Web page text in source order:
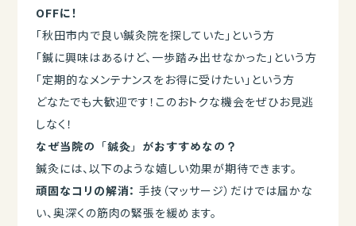
OFFに！
「秋田市内で良い鍼灸院を探していた」という方
「鍼に興味はあるけど、一歩踏み出せなかった」という方
「定期的なメンテナンスをお得に受けたい」という方
どなたでも大歓迎です！このおトクな機会をぜひお見逃
しなく！
なぜ当院の「鍼灸」がおすすめなの？
鍼灸には、以下のような嬉しい効果が期待できます。
頑固なコリの解消： 手技（マッサージ）だけでは届かな
い、奥深くの筋肉の緊張を緩めます。